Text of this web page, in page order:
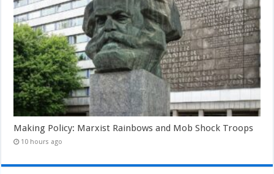
Making Policy: Marxist Rainbows and Mob Shock Troops
10 hours ago